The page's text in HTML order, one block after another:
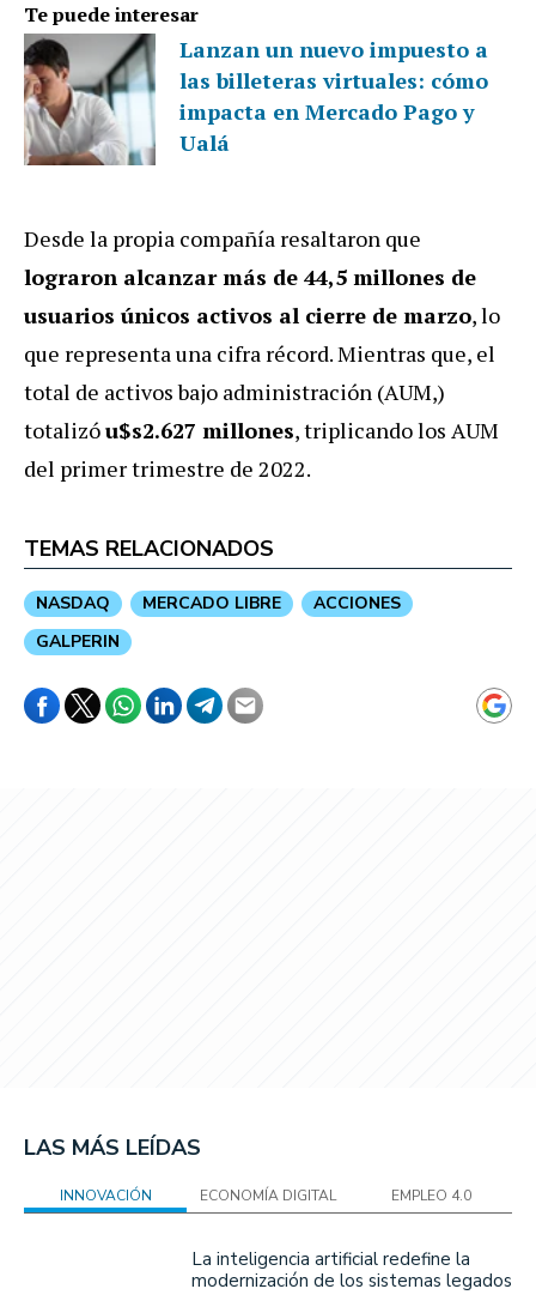
Te puede interesar
Lanzan un nuevo impuesto a
las billeteras virtuales: cómo
impacta en Mercado Pago y
Ualá
Desde la propia compañía resaltaron que
lograron alcanzar más de 44,5 millones de
usuarios únicos activos al cierre de marzo, lo
que representa una cifra récord. Mientras que, el
total de activos bajo administración (AUM,)
totalizóu$s2.627 millones, triplicando los AUM
del primer trimestre de 2022.
TEMAS RELACIONADOS
NASDAQ MERCADO LIBRE
ACCIONES
GALPERIN
LAS MÁS LEÍDAS
INNOVACIÓN ECONOMÍA DIGITAL EMPLEO 4.0
La inteligencia artificial redefine la
modernización de los sistemas legados